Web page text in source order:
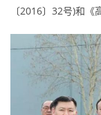
〔2016〕32号)和